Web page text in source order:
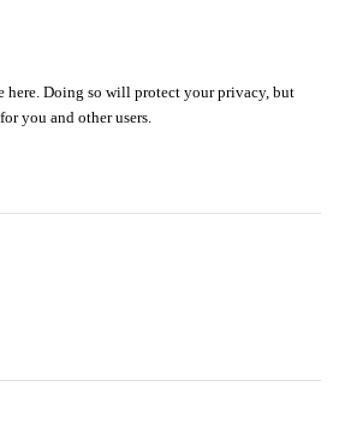
here. Doing so will protect your privacy, but
you and other users.